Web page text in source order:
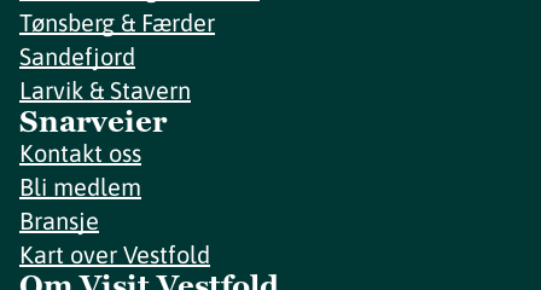
Tønsberg & Færder
Sandefjord
Larvik & Stavern
Snarveier
Kontakt oss
Bli medlem
Bransje
Kart over Vestfold